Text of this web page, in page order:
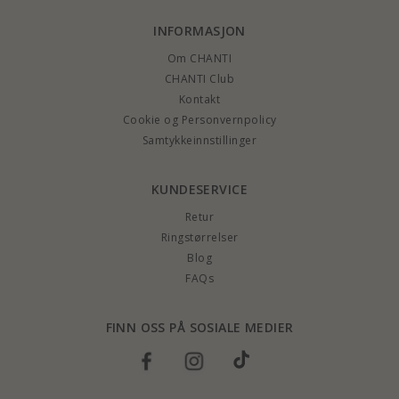
INFORMASJON
Om CHANTI
CHANTI Club
Kontakt
Cookie og Personvernpolicy
Samtykkeinnstillinger
KUNDESERVICE
Retur
Ringstørrelser
Blog
FAQs
FINN OSS PÅ SOSIALE MEDIER